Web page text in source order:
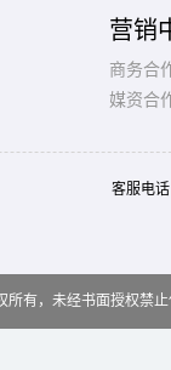
营销
商务合
媒资合
客服电
所有，未经书面授权